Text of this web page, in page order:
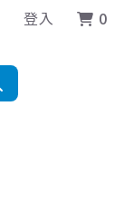
登入 0